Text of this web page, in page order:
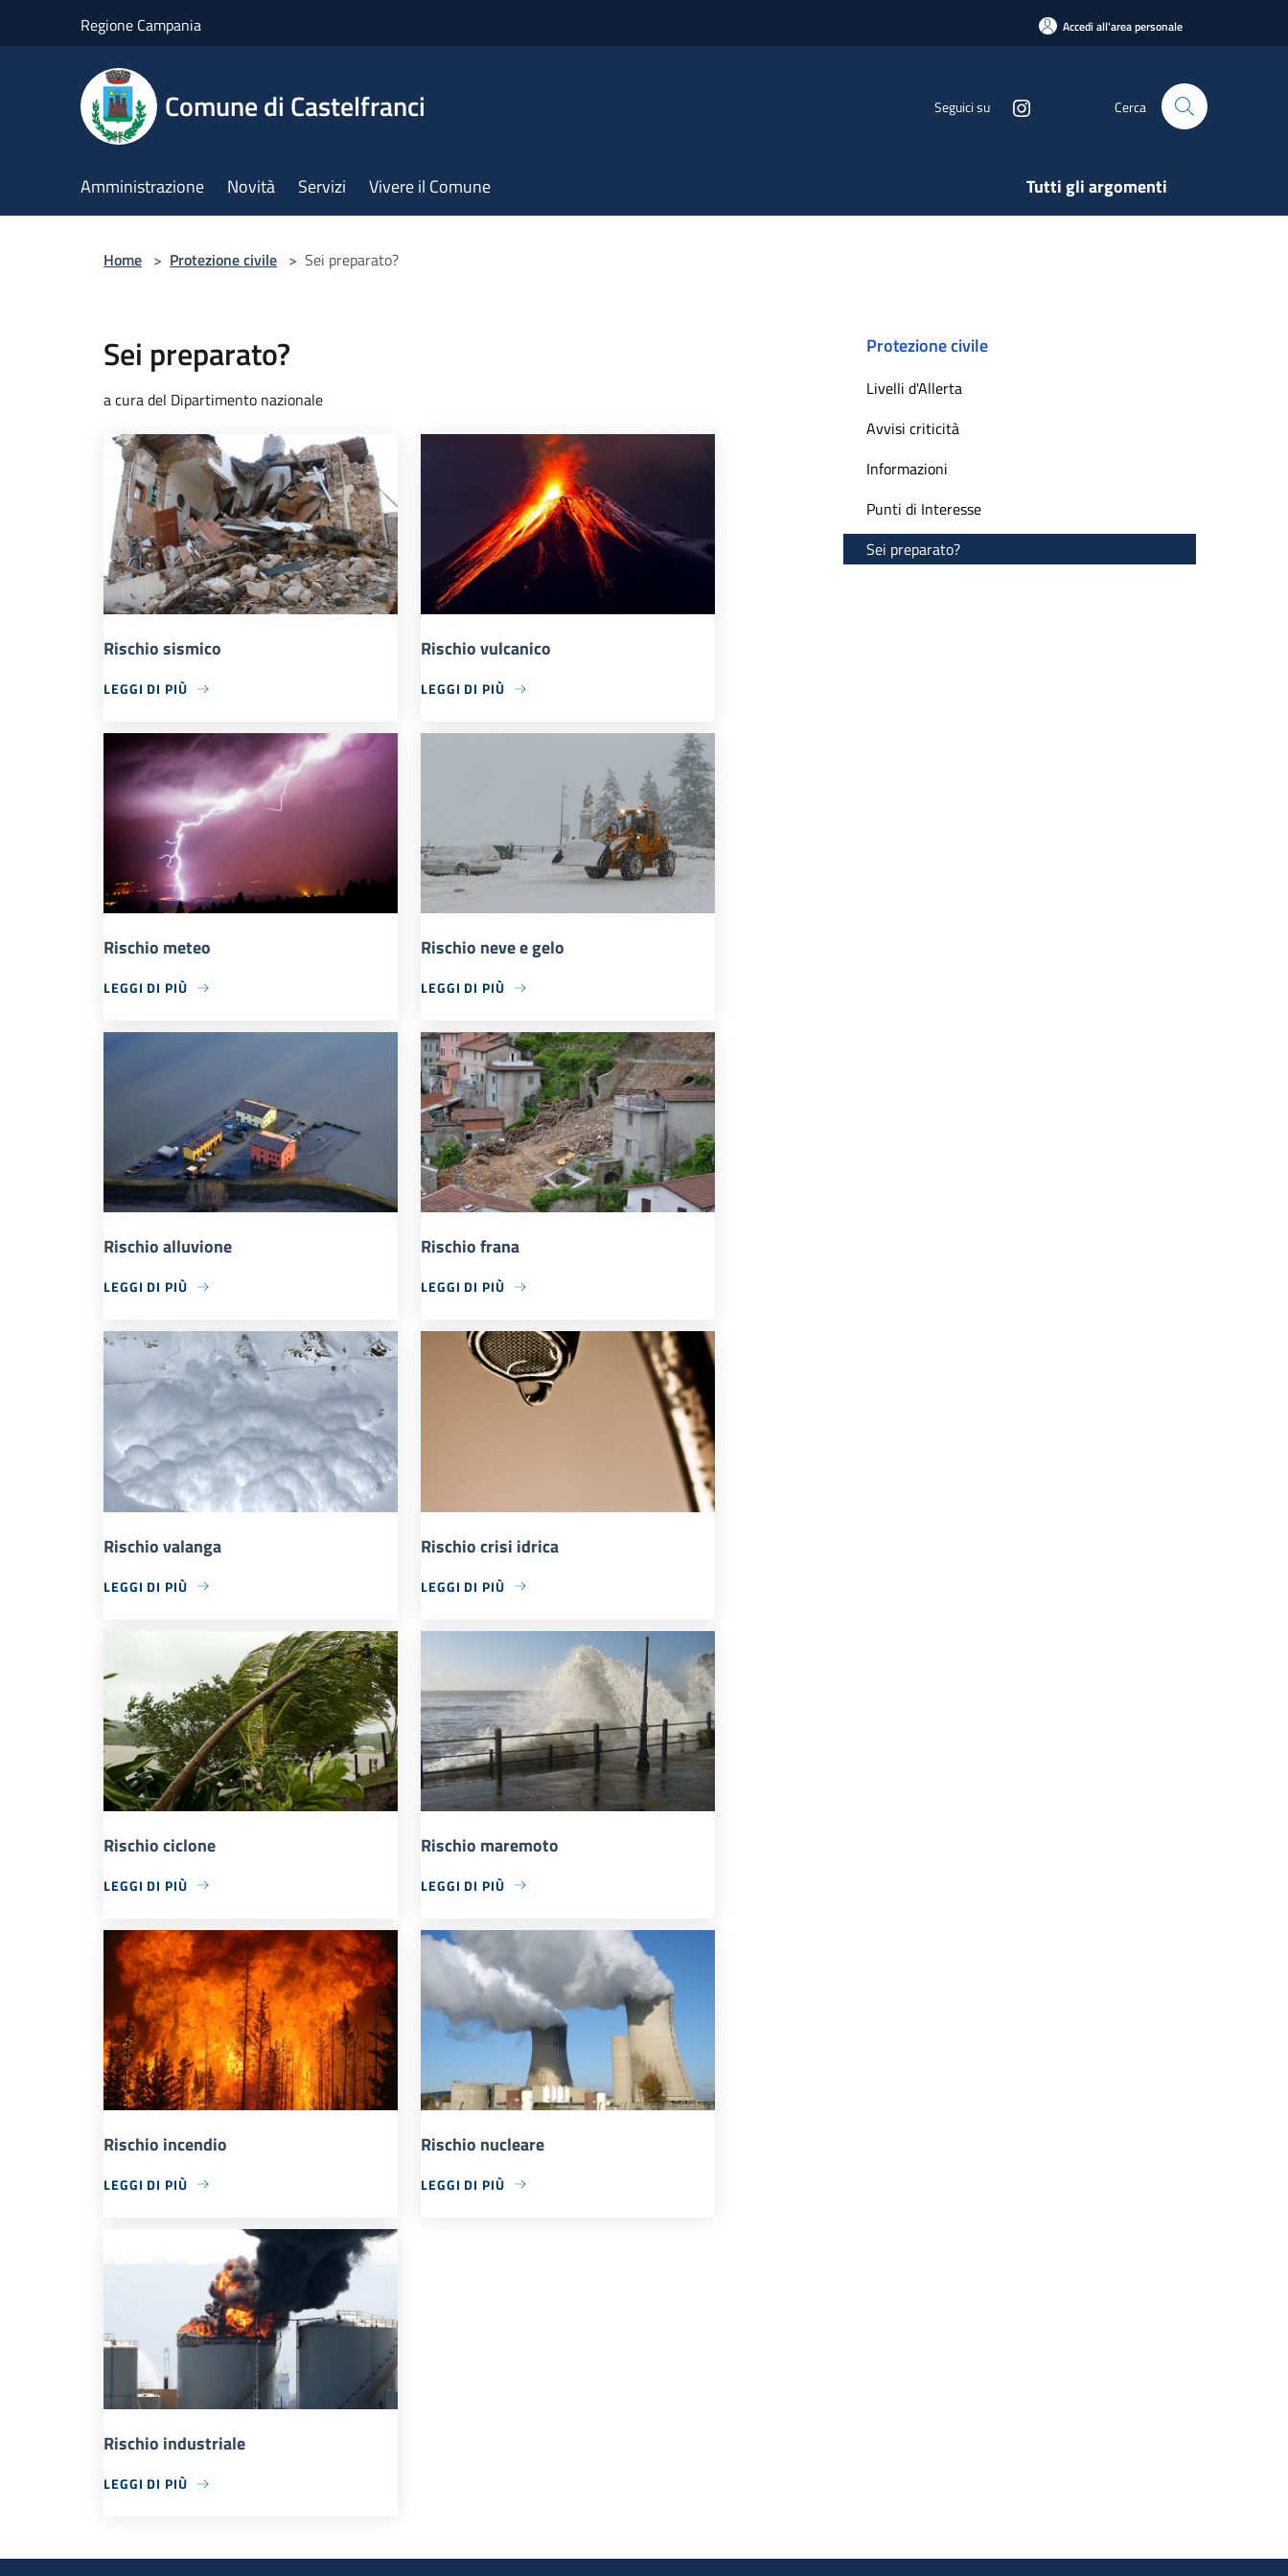
Regione Campania Accedi all'area personale
Comune di Castelfranci Seguici su Cerca
Amministrazione Novità Servizi Vivere il Comune Tutti gli argomenti
Home > Protezione civile > Sei preparato?
Sei preparato?
a cura del Dipartimento nazionale
Rischio sismico
LEGGI DI PIÙ
Rischio vulcanico
LEGGI DI PIÙ
Rischio meteo
LEGGI DI PIÙ
Rischio neve e gelo
LEGGI DI PIÙ
Rischio alluvione
LEGGI DI PIÙ
Rischio frana
LEGGI DI PIÙ
Rischio valanga
LEGGI DI PIÙ
Rischio crisi idrica
LEGGI DI PIÙ
Rischio ciclone
LEGGI DI PIÙ
Rischio maremoto
LEGGI DI PIÙ
Rischio incendio
LEGGI DI PIÙ
Rischio nucleare
LEGGI DI PIÙ
Rischio industriale
LEGGI DI PIÙ
Protezione civile
Livelli d'Allerta
Avvisi criticità
Informazioni
Punti di Interesse
Sei preparato?